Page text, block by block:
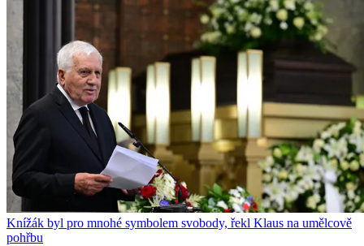
Knížák byl pro mnohé symbolem svobody, řekl Klaus na umělcově
pohřbu